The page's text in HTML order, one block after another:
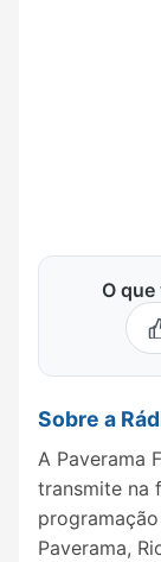
O
Sobre a
A Paverama
transmite na
Paverama,